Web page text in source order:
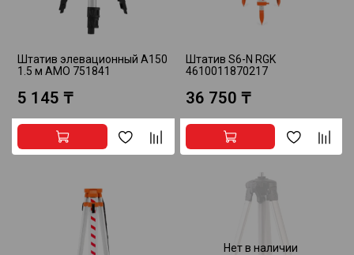
Штатив элевационный A150
1.5 м AMO 751841
5 145 ₸
Штатив S6-N RGK
4610011870217
36 750 ₸
Нет в наличии